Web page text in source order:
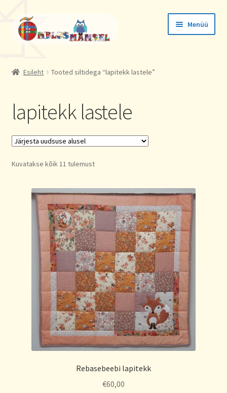
Liigu
navigeerimisele
Liigu
sisu
juurde
Menüü
Aadressid
Esileht Tooted siltidega “lapitekk lastele”
lapitekk lastele
Kuvatakse kõik 11 tulemustSorted
Rebasebeebi lapitekk
€60,00